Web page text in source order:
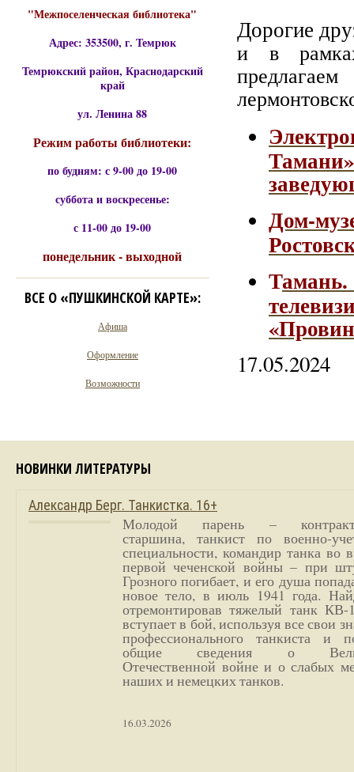
Дорогие
и в
Дом-
Т
17.05.2024
"Межпоселенческая библиотека"
Адрес: 353500, г. Темрюк
Темрюкский район, Краснодарский
край
ул. Ленина 88
Режим работы библиотеки:
по будням: с 9-00 до 19-00
суббота и воскресенье:
с 11-00 до 19-00
понедельник - выходной
ВСЕ О «ПУШКИНСКОЙ КАРТЕ»:
Афиша
Оформление
Возможности
НОВИНКИ ЛИТЕРАТУРЫ
Александр Берг. Танкистка. 16+
Молодой парень –
старшина, танкист по военно-
специальности, командир танка во
первой чеченской войны – при
Грозного погибает, и его душа
новое тело, в июль 1941 года.
отремонтировав тяжелый танк
вступает в бой, используя все свои
профессионального танкиста и
общие сведения о
Отечественной войне и о слабых
наших и немецких танков.
16.03.2026